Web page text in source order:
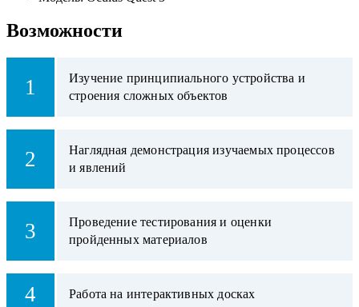
Возможности
1
Изучение принципиального устройства и
строения сложных объектов
2
Наглядная демонстрация изучаемых процессов
и явлений
3
Проведение тестирования и оценки
пройденных материалов
4 Работа на интерактивных досках